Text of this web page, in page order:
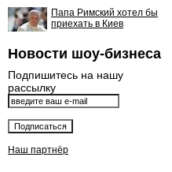
Папа Римский хотел бы
приехать в Киев
Новости шоу-бизнеса
Подпишитесь на нашу
рассылку
Наш партнёр